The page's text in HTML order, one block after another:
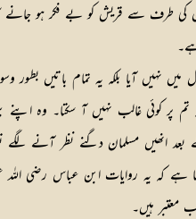
سے قریش کو بے فکر ہو جانے کا اور
نہیں آیا بلکہ یہ تمام باتیں
پر کوئی غالب نہیں آ سکتا۔ وہ
کے بعد انھیں مسلمان دگنے نظر
یہ روایات ابن عباس رضی اللہ
معتبر ہیں۔